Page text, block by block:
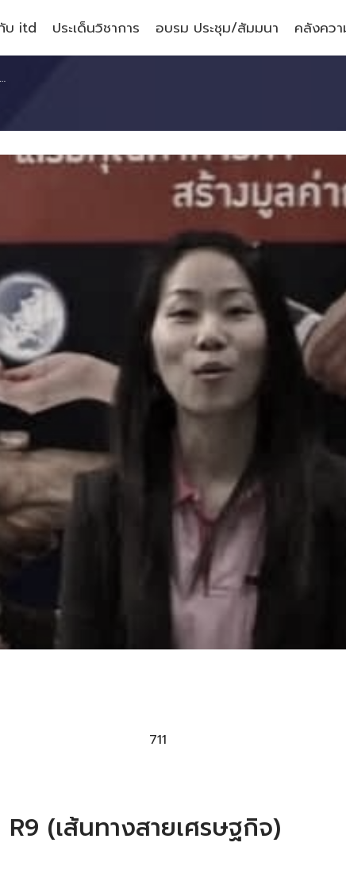
บ itd ประเด็นวิชาการ อบรม ประชุม/สัมมนา คลังคว
711
(เส้นทางสายเศรษฐกิจ)